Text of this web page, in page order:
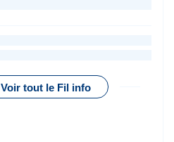
Voir tout le Fil info